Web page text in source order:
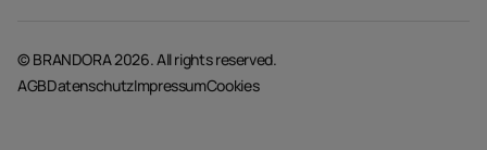
© BRANDORA 2026. All rights reserved.
AGBDatenschutzImpressumCookies